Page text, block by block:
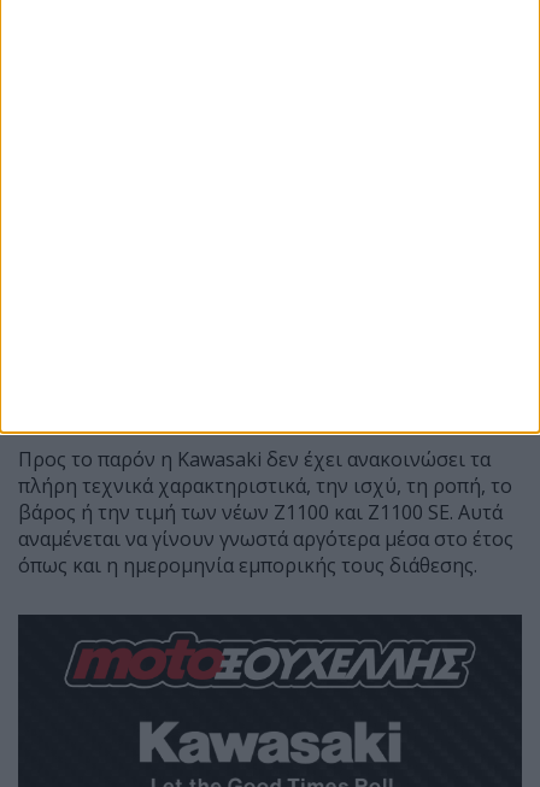
Προς το παρόν η Kawasaki δεν έχει ανακοινώσει τα
πλήρη τεχνικά χαρακτηριστικά, την ισχύ, τη ροπή, το
βάρος ή την τιμή των νέων Z1100 και Z1100 SE. Αυτά
αναμένεται να γίνουν γνωστά αργότερα μέσα στο έτος
όπως και η ημερομηνία εμπορικής τους διάθεσης.